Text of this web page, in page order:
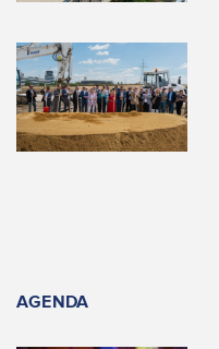
AGENDA